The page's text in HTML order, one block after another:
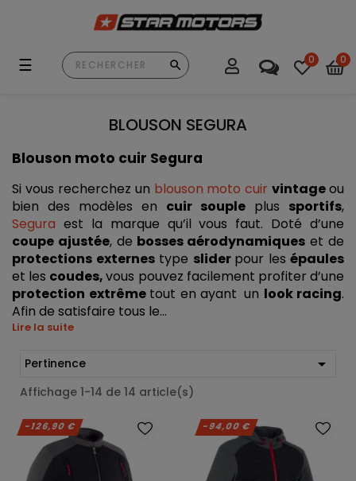
Basculer
☰ 0 0
BLOUSON SEGURA
Blouson moto cuir Segura
Si vous recherchez un blouson moto cuir vintage ou
bien des modèles en cuir souple plus sportifs,
Segura
coupe ajustée, de bosses aérodynamiques
protections externes type slider pour les
et les coudes,
protection extrême tout en ayant un look racing.
Afin de satisfaire tous le...
Lire la suite
Pertinence 
Affichage 1-14 de 14 article(s)
-126,90 € -94,00 €